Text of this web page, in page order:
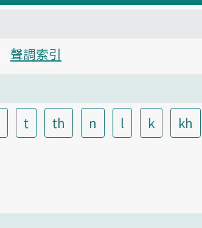
聲調索引
t th n l k kh